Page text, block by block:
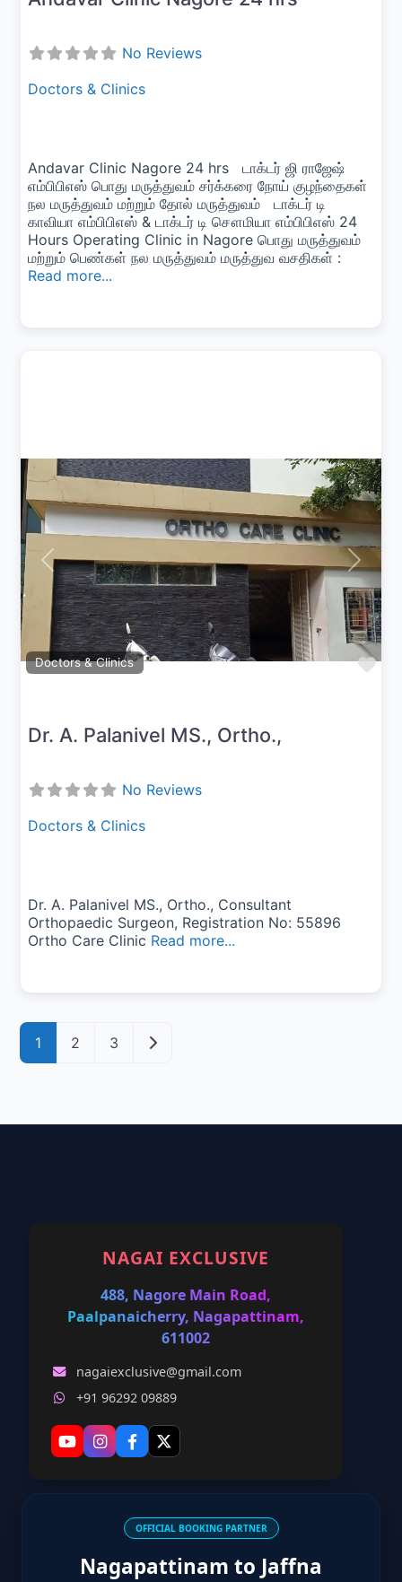
No Reviews
Doctors & Clinics
Andavar Clinic Nagore 24 hrs டாக்டர் ஜி ராஜேஷ்
எம்பிபிஎஸ் பொது மருத்துவம் சர்க்கரை நோய் குழந்தைகள்
நல மருத்துவம் மற்றும் தோல் மருத்துவம் டாக்டர் டி
காவியா எம்பிபிஎஸ் & டாக்டர் டி சௌமியா எம்பிபிஎஸ் 24
Hours Operating Clinic in Nagore பொது மருத்துவம்
மற்றும் பெண்கள் நல மருத்துவம் மருத்துவ வசதிகள் :
Read more...
Doctors & Clinics
Previous Next
Dr. A. Palanivel MS., Ortho.,
No Reviews
Doctors & Clinics
Dr. A. Palanivel MS., Ortho., Consultant
Orthopaedic Surgeon, Registration No: 55896
Ortho Care Clinic Read more...
Posts navigation
1 2 3 Older posts
NAGAI EXCLUSIVE
488, Nagore Main Road,
Paalpanaicherry, Nagapattinam,
611002
nagaiexclusive@gmail.com
+91 96292 09889
OFFICIAL BOOKING PARTNER
Nagapattinam to Jaffna